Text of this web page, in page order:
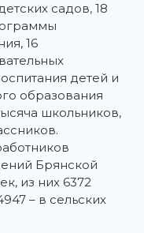
садов, 18
16
детей и
образования
школьников,
Брянской
из них 6372
– в сельских